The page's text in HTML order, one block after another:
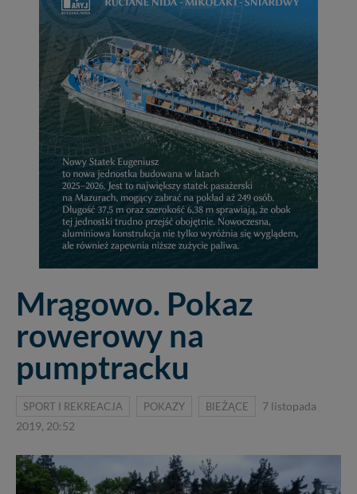
Mrągowo. Pokaz
rowerowy na
pumptracku
SPORT I REKREACJA POKAZY BIEŻĄCE
7 listopada
2019, 20:52